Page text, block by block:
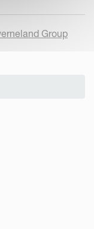
Group